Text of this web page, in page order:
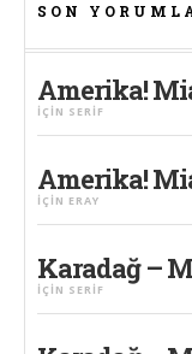
SON
Amerika!
IÇIN SERIF
Amerika!
IÇIN ERAY
Karadağ –
IÇIN SERIF